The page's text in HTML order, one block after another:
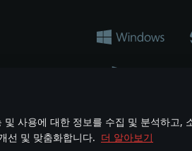
사용에 대한 정보를 수집 및 분석하고,
선 및 맞춤화합니다. 더 알아보기
나 차량을 묘사하는 것은 무기 개발 업체
All trademarks, logos and brand names are
이용 약관